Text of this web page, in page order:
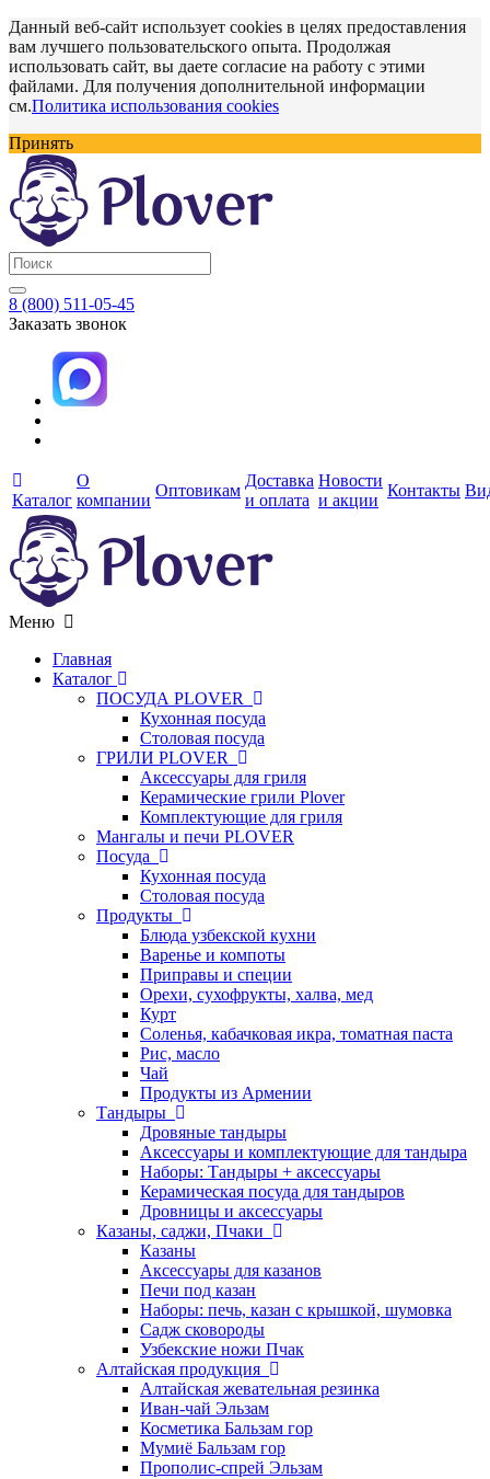
Данный веб-сайт использует cookies в целях предоставления
вам лучшего пользовательского опыта. Продолжая
использовать сайт, вы даете согласие на работу с этими
файлами. Для получения дополнительной информации
см.Политика использования cookies
Принять
8 (800) 511-05-45
Заказать звонок
Каталог
О
компании
Оптовикам
Доставка
и оплата
Новости
и акции
Контакты
Меню
Главная
Каталог
ПОСУДА PLOVER
Кухонная посуда
Столовая посуда
ГРИЛИ PLOVER
Аксессуары для гриля
Керамические грили Plover
Комплектующие для гриля
Мангалы и печи PLOVER
Посуда
Кухонная посуда
Столовая посуда
Продукты
Блюда узбекской кухни
Варенье и компоты
Приправы и специи
Орехи, сухофрукты, халва, мед
Курт
Соленья, кабачковая икра, томатная паста
Рис, масло
Чай
Продукты из Армении
Тандыры
Дровяные тандыры
Аксессуары и комплектующие для тандыра
Наборы: Тандыры + аксессуары
Керамическая посуда для тандыров
Дровницы и аксессуары
Казаны, саджи, Пчаки
Казаны
Аксессуары для казанов
Печи под казан
Наборы: печь, казан с крышкой, шумовка
Садж сковороды
Узбекские ножи Пчак
Алтайская продукция
Алтайская жевательная резинка
Иван-чай Эльзам
Косметика Бальзам гор
Мумиё Бальзам гор
Прополис-спрей Эльзам